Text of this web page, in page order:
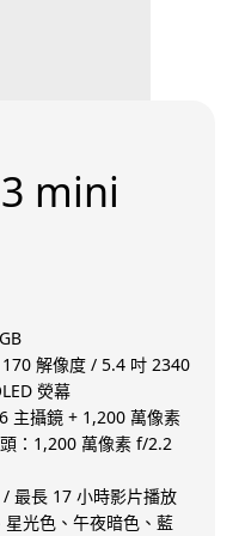
mini
解像度 / 5.4 吋 2340
熒幕
主攝鏡 + 1,200 萬像素
：1,200 萬像素 f/2.2
最長 17 小時影片播放
星光色、午夜暗色、藍